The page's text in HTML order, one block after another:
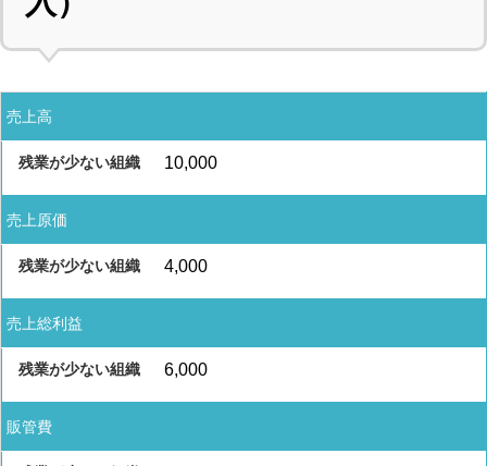
売上高
10,000
売上原価
4,000
売上総利益
6,000
販管費